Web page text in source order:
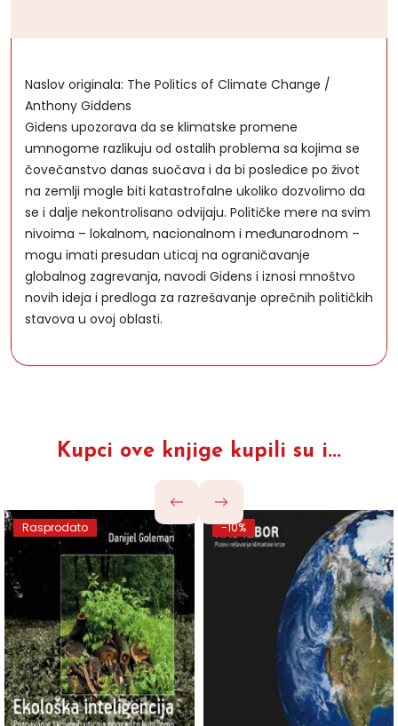
Naslov originala: The Politics of Climate Change /
Anthony Giddens
Gidens upozorava da se klimatske promene
umnogome razlikuju od ostalih problema sa kojima se
čovečanstvo danas suočava i da bi posledice po život
na zemlji mogle biti katastrofalne ukoliko dozvolimo da
se i dalje nekontrolisano odvijaju. Političke mere na svim
nivoima – lokalnom, nacionalnom i međunarodnom –
mogu imati presudan uticaj na ograničavanje
globalnog zagrevanja, navodi Gidens i iznosi mnoštvo
novih ideja i predloga za razrešavanje oprečnih političkih
stavova u ovoj oblasti.
Kupci ove knjige kupili su i...
Rasprodato -10%